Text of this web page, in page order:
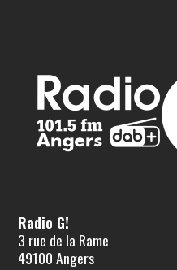
Radio G!
3 rue de la Rame
49100 Angers